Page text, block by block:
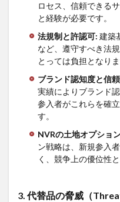
ロセス、信頼できる
と経験が必要です。
法規制と許認可: 建築
など、遵守すべき法
とっては負担となりま
ブランド認知度と信
実績によりブランド
参入者がこれらを確
す。
NVRの土地オプショ
ン戦略は、新規参入
く、競争上の優位性
3. 代替品の脅威（